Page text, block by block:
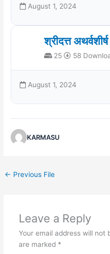
August 1, 2024
श्रीदत्त
25 58
August 1, 2024
KARMASU
← Previous File
Leave a Reply
Your email address will not
are marked *